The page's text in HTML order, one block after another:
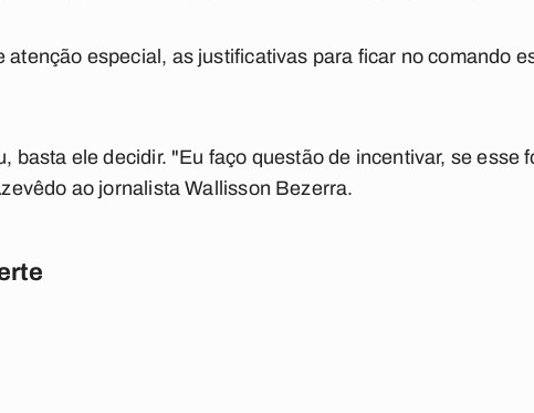
especial, as justificativas para ficar no comando
basta ele decidir. "Eu faço questão de incentivar, se esse
ao jornalista Wallisson Bezerra.